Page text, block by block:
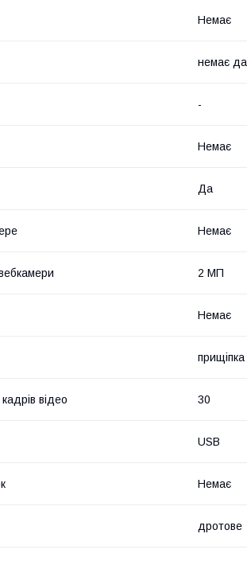
Немає
немає
-
Немає
Да
Немає
вебкамери 2 МП
Немає
відео 30
USB
Немає
дротове